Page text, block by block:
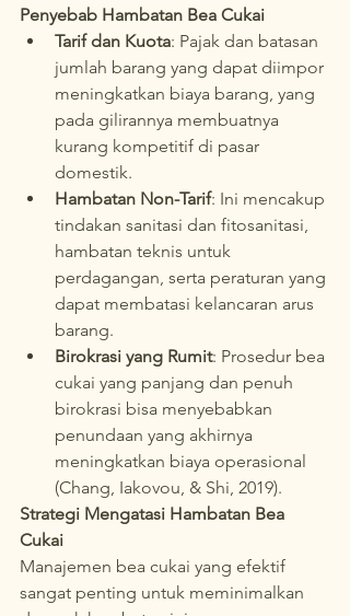
Penyebab Hambatan Bea Cukai
Tarif dan Kuota: Pajak dan batasan
jumlah barang yang dapat diimpor
meningkatkan biaya barang, yang
pada gilirannya membuatnya
kurang kompetitif di pasar
domestik.
Hambatan Non-Tarif: Ini mencakup
tindakan sanitasi dan fitosanitasi,
hambatan teknis untuk
perdagangan, serta peraturan yang
dapat membatasi kelancaran arus
barang.
Birokrasi yang Rumit: Prosedur bea
cukai yang panjang dan penuh
birokrasi bisa menyebabkan
penundaan yang akhirnya
meningkatkan biaya operasional
(Chang, Iakovou, & Shi, 2019).
Strategi Mengatasi Hambatan Bea
Cukai
Manajemen bea cukai yang efektif
sangat penting untuk meminimalkan